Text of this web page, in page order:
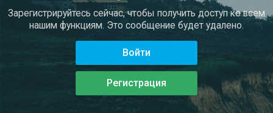
Зарегистрируйтесь сейчас, чтобы получить доступ ко всем
нашим функциям. Это сообщение будет удалено.
Войти
Регистрация